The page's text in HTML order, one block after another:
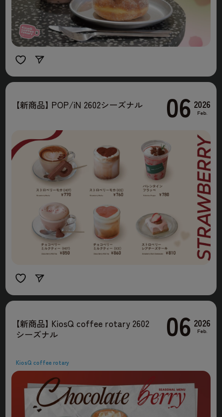
【新商品】POP/iN 2602シーズナル 06 2026
Feb.
【新商品】KiosQ coffee rotary 2602
シーズナル
06 2026
Feb.
KiosQ coffee rotary